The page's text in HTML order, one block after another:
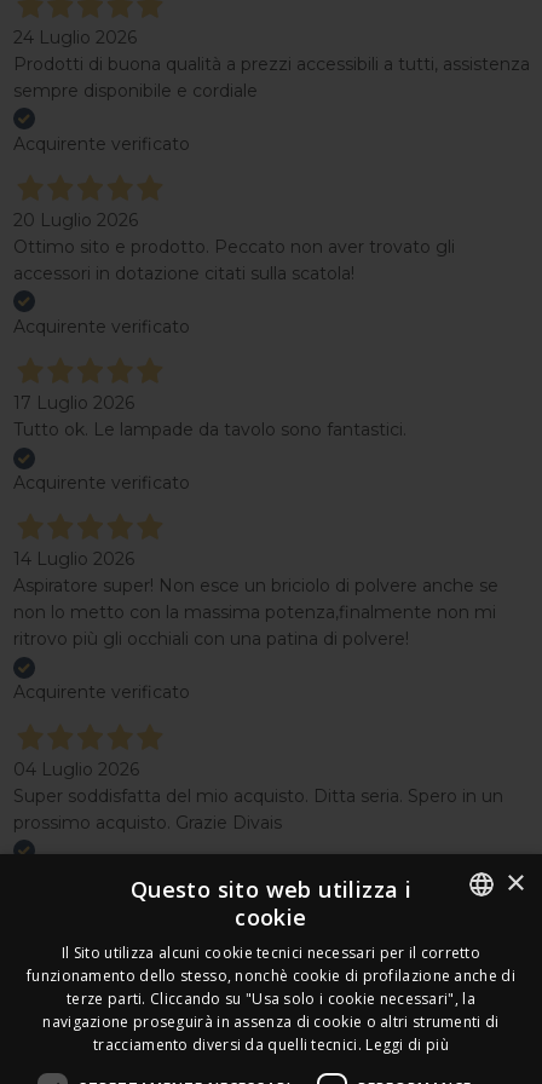
24 Luglio 2026
Prodotti di buona qualità a prezzi accessibili a tutti, assistenza
sempre disponibile e cordiale
Acquirente verificato
20 Luglio 2026
Ottimo sito e prodotto. Peccato non aver trovato gli
accessori in dotazione citati sulla scatola!
Acquirente verificato
17 Luglio 2026
Tutto ok. Le lampade da tavolo sono fantastici.
Acquirente verificato
14 Luglio 2026
Aspiratore super! Non esce un briciolo di polvere anche se
non lo metto con la massima potenza,finalmente non mi
ritrovo più gli occhiali con una patina di polvere!
Acquirente verificato
04 Luglio 2026
Super soddisfatta del mio acquisto. Ditta seria. Spero in un
prossimo acquisto. Grazie Divais
Seguici
Newsletter
ITALIAN
FRENCH
GERMAN
ENGLISH
×
Questo sito web utilizza i
cookie
Il Sito utilizza alcuni cookie tecnici necessari per il corretto
funzionamento dello stesso, nonchè cookie di profilazione anche di
terze parti. Cliccando su "Usa solo i cookie necessari", la
navigazione proseguirà in assenza di cookie o altri strumenti di
tracciamento diversi da quelli tecnici. Leggi di più